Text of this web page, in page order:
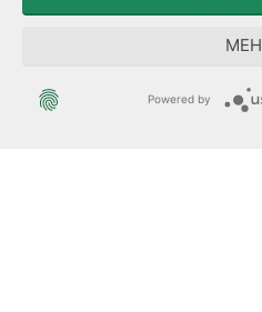
Sächsische
Powered by